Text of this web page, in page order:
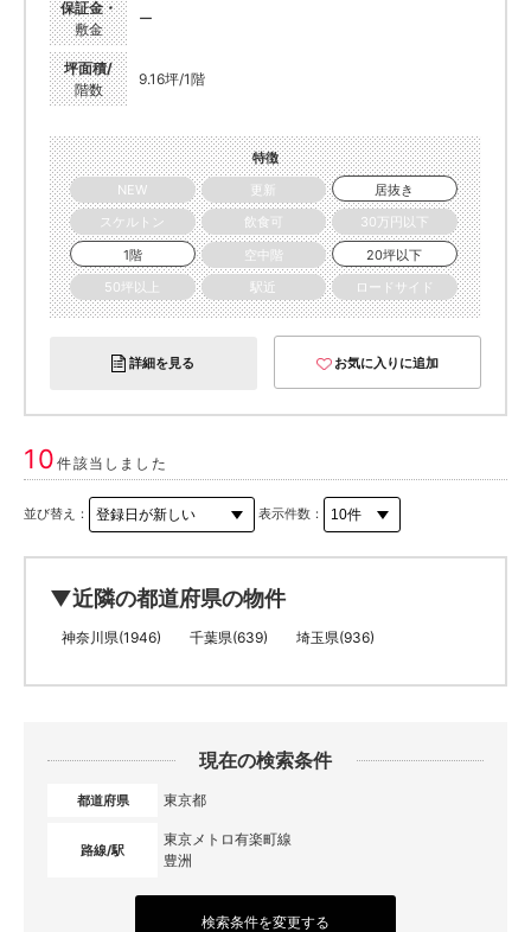
保証金・
敷金
ー
坪面積/
階数
9.16坪/1階
特徴
NEW
更新
居抜き
スケルトン
飲食可
30万円以下
1階
空中階
20坪以下
50坪以上
駅近 ロードサイド
詳細を見る お気に入りに追加
10件該当しました
並び替え： 表示件数：
▼近隣の都道府県の物件
神奈川県(1946) 千葉県(639) 埼玉県(936)
現在の検索条件
都道府県 東京都
路線/駅
東京メトロ有楽町線
豊洲
検索条件を変更する